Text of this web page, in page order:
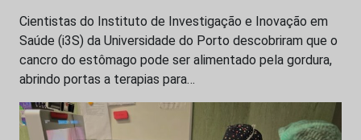
Cientistas do Instituto de Investigação e Inovação em
Saúde (i3S) da Universidade do Porto descobriram que o
cancro do estômago pode ser alimentado pela gordura,
abrindo portas a terapias para…